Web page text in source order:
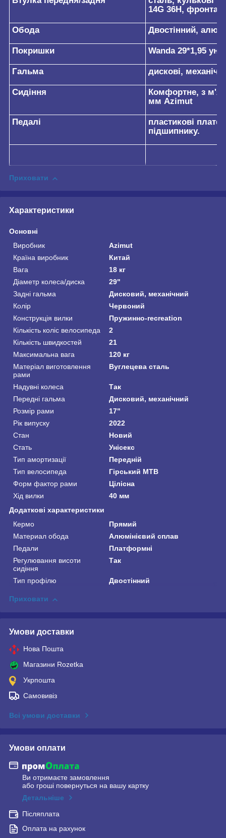
14G 36H,
Обода Двостінний,
Покришки Wanda 29*1,95
Гальма дискові,
Сидіння
Комфортне, з
мм Azimut
Педалі
пластикові
підшипнику.
Приховати
Характеристики
Основні
Виробник
Azimut
Країна виробник
Китай
Вага
18 кг
Діаметр колеса/диска
29"
Задні гальма
Дисковий, механічний
Колір
Червоний
Конструкція вилки
Пружинно-recreation
Кількість коліс велосипеда
2
Кількість швидкостей
21
Максимальна вага
120 кг
Матеріал виготовлення
рами
Вуглецева сталь
Надувні колеса
Так
Передні гальма
Дисковий, механічний
Розмір рами
17"
Рік випуску
2022
Стан
Новий
Стать
Унісекс
Тип амортизації
Передній
Тип велосипеда
Гірський MTB
Форм фактор рами
Цілісна
Хід вилки
40 мм
Додаткові характеристики
Кермо
Прямий
Материал обода
Алюмінієвий сплав
Педали
Платформні
Регулювання висоти
сидіння
Так
Тип профілю Двостінний
Приховати
Умови доставки
Нова Пошта
Магазини Rozetka
Укрпошта
Самовивіз
Всі умови доставки
Умови оплати
Ви отримаєте замовлення
або гроші повернуться на вашу картку
Детальніше
Післяплата
Оплата на рахунок